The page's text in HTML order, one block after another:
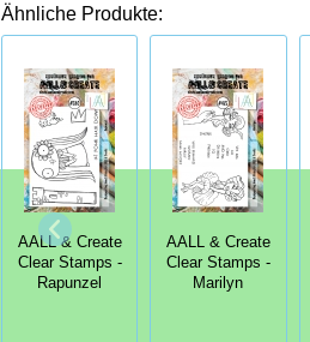
Ähnliche Produkte:
AALL & Create
Clear Stamps -
Rapunzel
AALL & Create
Clear Stamps -
Marilyn